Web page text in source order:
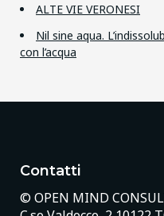
ALTE VIE VERONESI
Nil sine aqua.
con l’acqua
Contatti
© OPEN MIND